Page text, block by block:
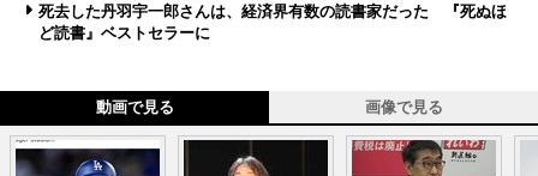
死去した丹羽宇一郎さんは、経済界有数の読書家だった 『死ぬほ
ど読書』ベストセラーに
動画で見る 画像で見る